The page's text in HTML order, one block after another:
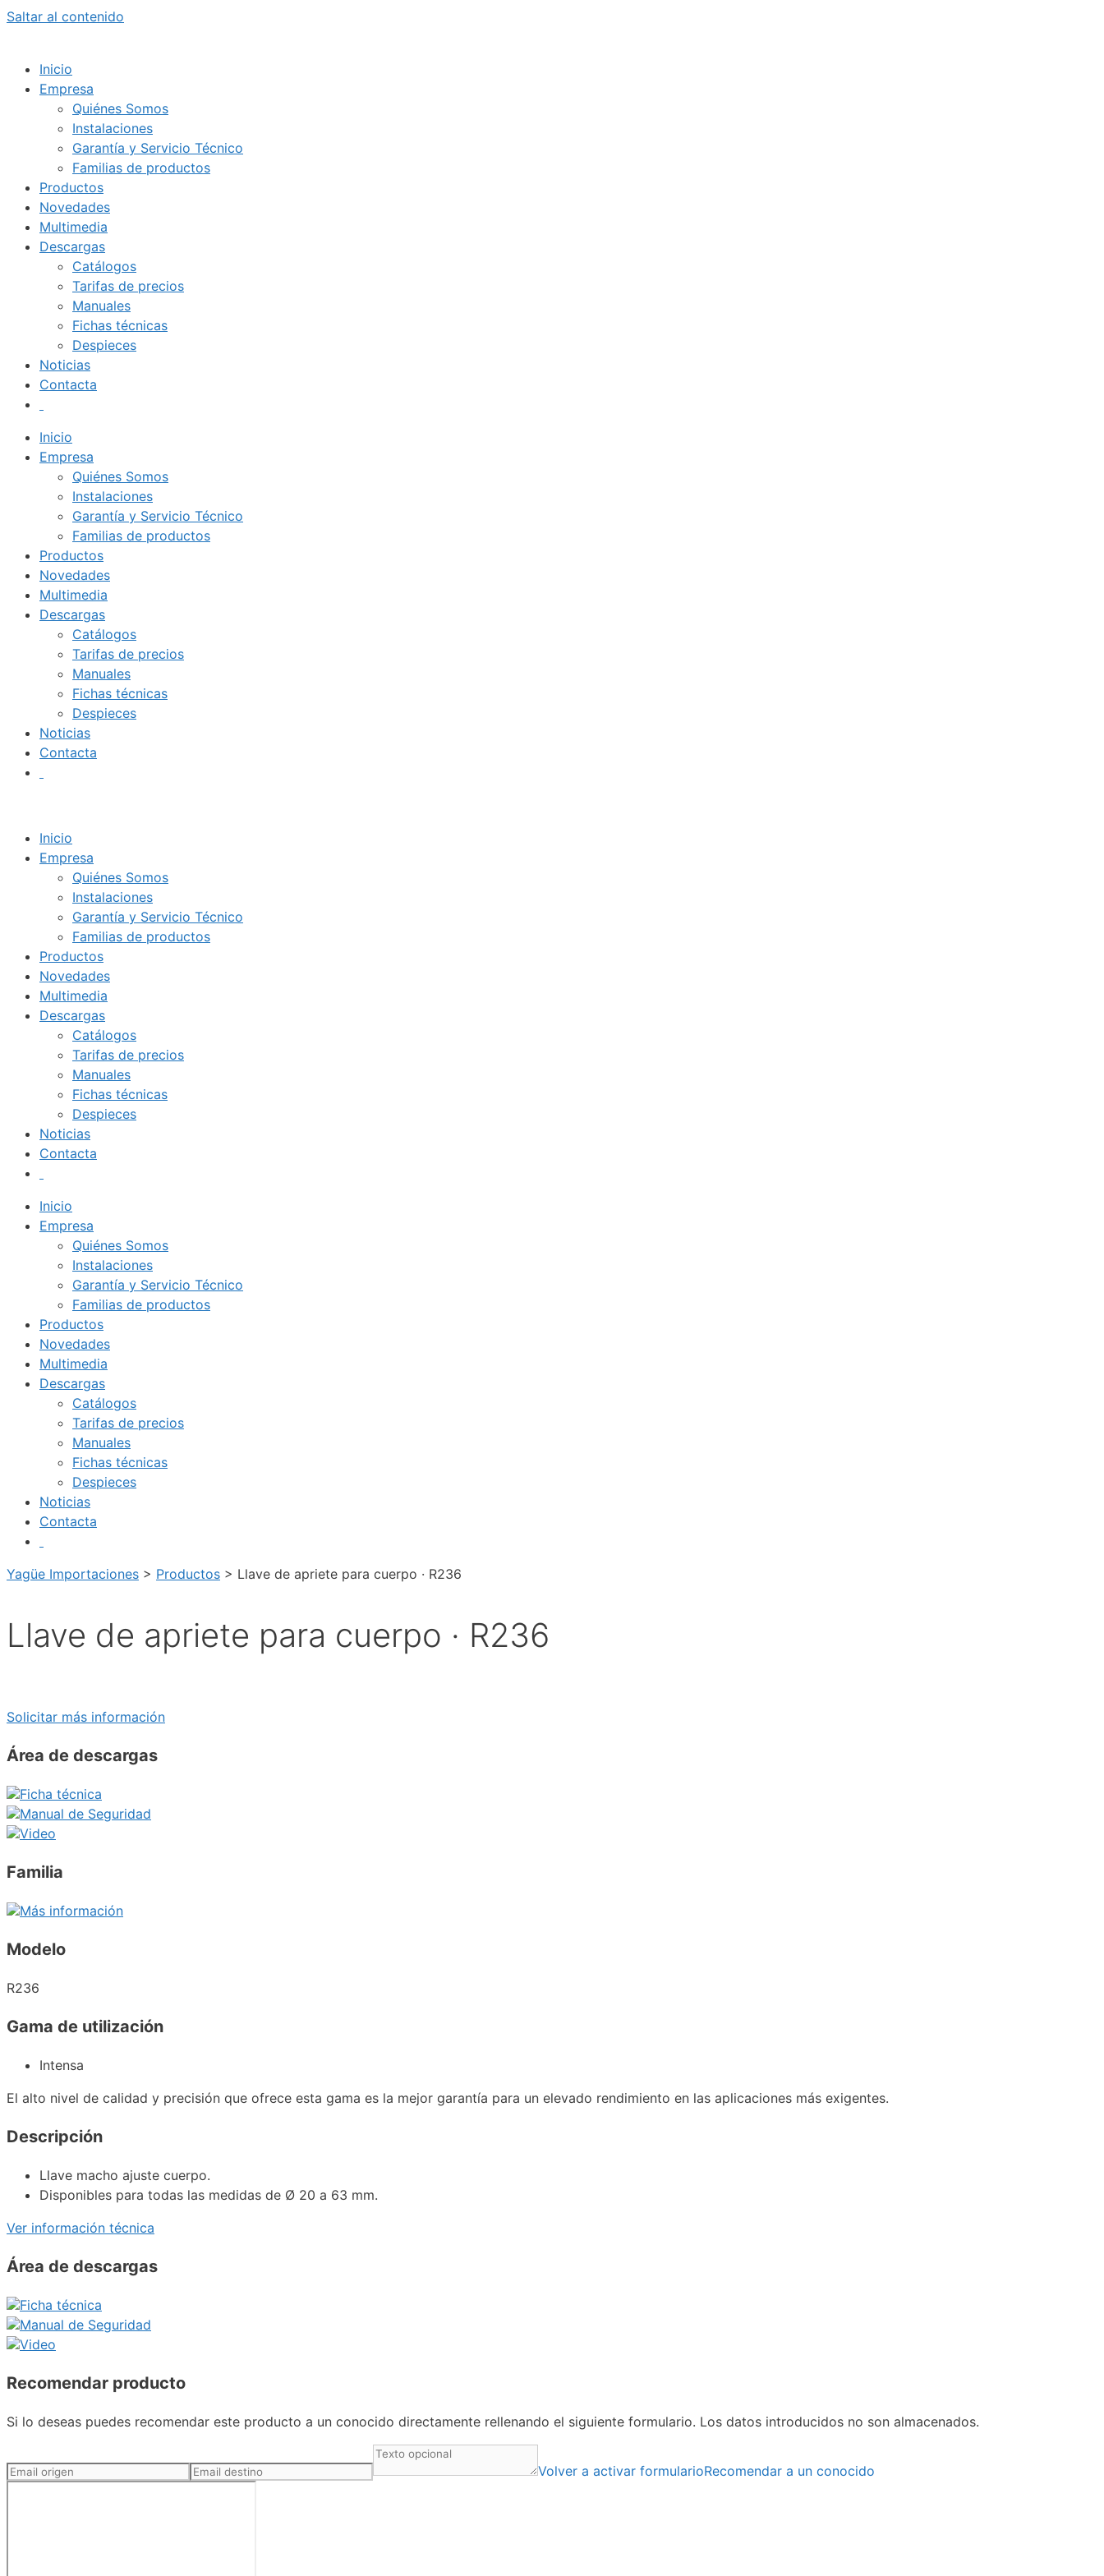
Saltar al contenido
Inicio
Empresa
Quiénes Somos
Instalaciones
Garantía y Servicio Técnico
Familias de productos
Productos
Novedades
Multimedia
Descargas
Catálogos
Tarifas de precios
Manuales
Fichas técnicas
Despieces
Noticias
Contacta
Inicio
Empresa
Quiénes Somos
Instalaciones
Garantía y Servicio Técnico
Familias de productos
Productos
Novedades
Multimedia
Descargas
Catálogos
Tarifas de precios
Manuales
Fichas técnicas
Despieces
Noticias
Contacta
Inicio
Empresa
Quiénes Somos
Instalaciones
Garantía y Servicio Técnico
Familias de productos
Productos
Novedades
Multimedia
Descargas
Catálogos
Tarifas de precios
Manuales
Fichas técnicas
Despieces
Noticias
Contacta
Inicio
Empresa
Quiénes Somos
Instalaciones
Garantía y Servicio Técnico
Familias de productos
Productos
Novedades
Multimedia
Descargas
Catálogos
Tarifas de precios
Manuales
Fichas técnicas
Despieces
Noticias
Contacta
Yagüe Importaciones > Productos > Llave de apriete para cuerpo · R236
Llave de apriete para cuerpo · R236
Solicitar más información
Área de descargas
Ficha técnica
Manual de Seguridad
Video
Familia
Más información
Modelo
R236
Gama de utilización
Intensa
El alto nivel de calidad y precisión que ofrece esta gama es la mejor garantía para un elevado rendimiento en las aplicaciones más exigentes.
Descripción
Llave macho ajuste cuerpo.
Disponibles para todas las medidas de Ø 20 a 63 mm.
Ver información técnica
Área de descargas
Ficha técnica
Manual de Seguridad
Video
Recomendar producto
Si lo deseas puedes recomendar este producto a un conocido directamente rellenando el siguiente formulario. Los datos introducidos no son almacenados.
Volver a activar formularioRecomendar a un conocido